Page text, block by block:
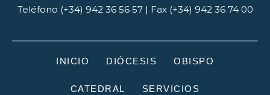
Teléfono (+34) 942 36 56 57 | Fax (+34) 942 36 74 00
INICIO DIÓCESIS OBISPO
CATEDRAL SERVICIOS